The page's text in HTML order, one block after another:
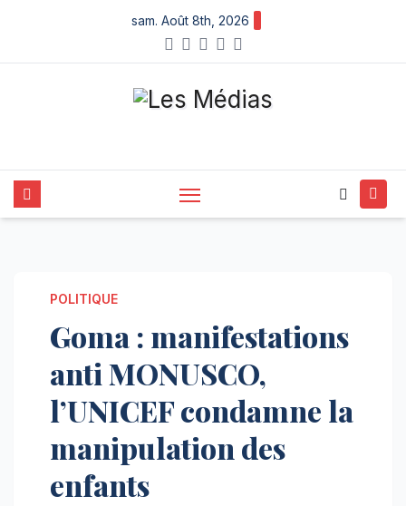
content
sam. Août 8th, 2026
POLITIQUE
Goma : manifestations
anti MONUSCO,
l’UNICEF condamne la
manipulation des
enfants